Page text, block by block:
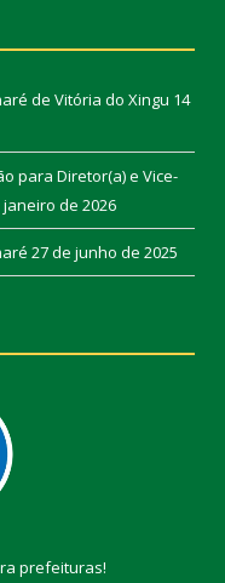
de Vitória do Xingu 14
para Diretor(a) e Vice-
janeiro de 2026
27 de junho de 2025
prefeituras!